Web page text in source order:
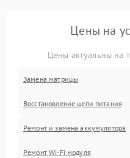
Цены на
Цены актуальны на
Замена матрицы
Восстановление цепи питания
Ремонт и замена аккумулятора
Ремонт Wi-Fi модуля